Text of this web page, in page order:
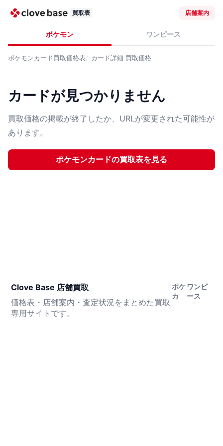
買取表 店舗案内
ポケモン ワンピース
ポケモンカード買取価格表 カード詳細 買取価格
カードが見つかりません
買取価格の掲載が終了したか、URLが変更された可能性が
あります。
ポケモンカードの買取表を見る
Clove Base 店舗買取
価格表・店舗案内・査定状況をまとめた買取
専用サイトです。
ポケ
カ
ワンピ
ース